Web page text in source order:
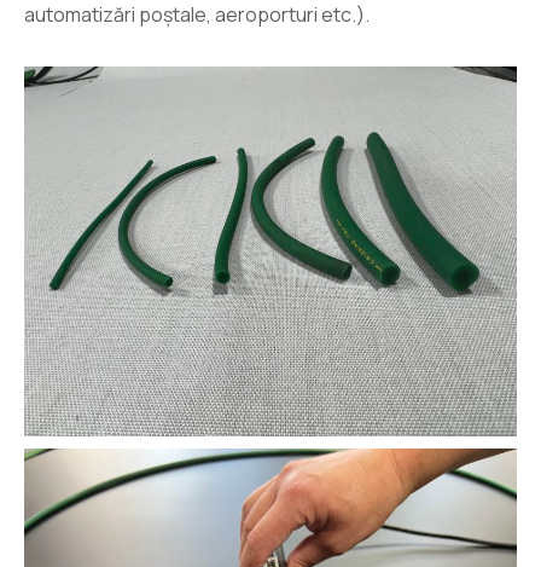
automatizări poştale, aeroporturi etc.).